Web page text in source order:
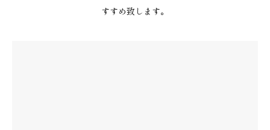
すすめ致します。